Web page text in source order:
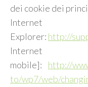
dei cookie dei
Internet
Explorer: http://
Internet
mobile]: http://
to/wp7/web/